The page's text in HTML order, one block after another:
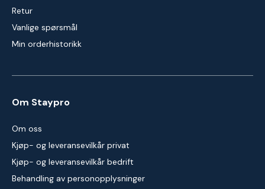
Retur
Vanlige spørsmål
Min orderhistorikk
Om Staypro
Om oss
Kjøp- og leveransevilkår privat
Kjøp- og leveransevilkår bedrift
Behandling av personopplysninger